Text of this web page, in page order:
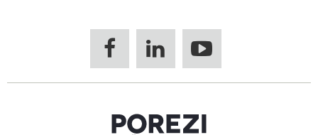
  